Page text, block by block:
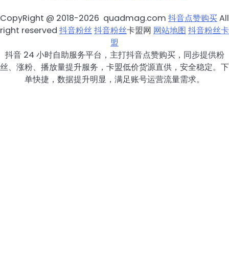
CopyRight @ 2018-2026 quadmag.com 抖音点赞购买All
right reserved 抖音粉丝抖音粉丝卡盟网 网站地图 抖音粉丝卡
盟
抖音 24 小时自助服务平台，主打抖音点赞购买，同步提供粉
丝、涨粉、播放量提升服务，卡盟低价货源直供，安全稳定。下
单快捷，数据提升明显，满足账号运营流量需求。